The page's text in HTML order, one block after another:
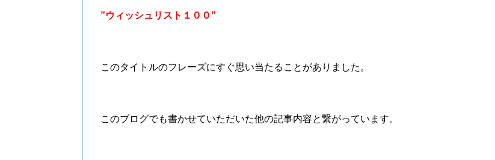
”ウィッシュリスト１００”
このタイトルのフレーズにすぐ思い当たることがありました。
このブログでも書かせていただいた他の記事内容と繋がっています。